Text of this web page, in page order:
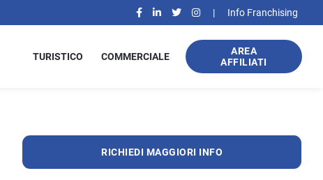
| Info Franchising
TURISTICO COMMERCIALE
AREA
AFFILIATI
RICHIEDI MAGGIORI INFO